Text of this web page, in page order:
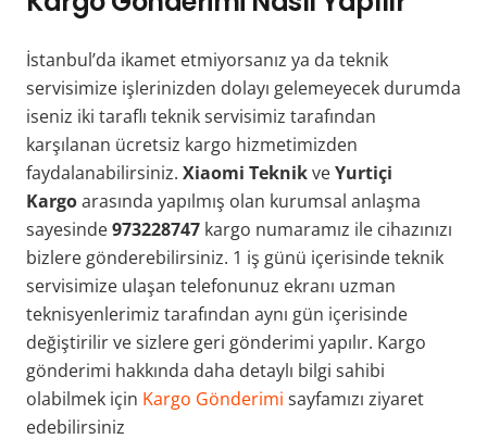
İstanbul’da ikamet etmiyorsanız ya da teknik
servisimize işlerinizden dolayı gelemeyecek durumda
iseniz iki taraflı teknik servisimiz tarafından
karşılanan ücretsiz kargo hizmetimizden
faydalanabilirsiniz. Xiaomi TeknikveYurtiçi
Kargoarasında yapılmış olan kurumsal anlaşma
sayesinde973228747 kargo numaramız ile cihazınızı
bizlere gönderebilirsiniz. 1 iş günü içerisinde teknik
servisimize ulaşan telefonunuz ekranı uzman
teknisyenlerimiz tarafından aynı gün içerisinde
değiştirilir ve sizlere geri gönderimi yapılır. Kargo
gönderimi hakkında daha detaylı bilgi sahibi
olabilmek için Kargo Gönderimi sayfamızı ziyaret
edebilirsiniz